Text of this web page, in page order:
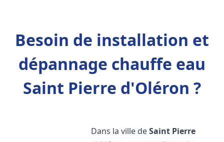
Besoin de installation et
dépannage chauffe eau
Saint Pierre d'Oléron ?
Dans la ville deSaint Pierre